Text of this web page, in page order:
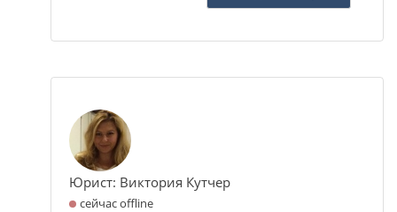
Юрист: Виктория Кутчер
сейчас offline